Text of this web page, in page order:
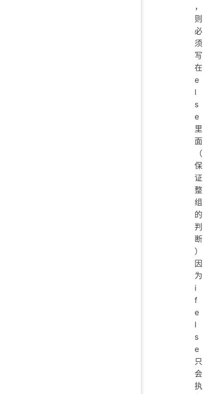
，
则
必
须
写
在
e
l
s
e
里
面
（
保
证
整
组
的
判
断
）
因
为
i
f
e
l
s
e
只
会
执